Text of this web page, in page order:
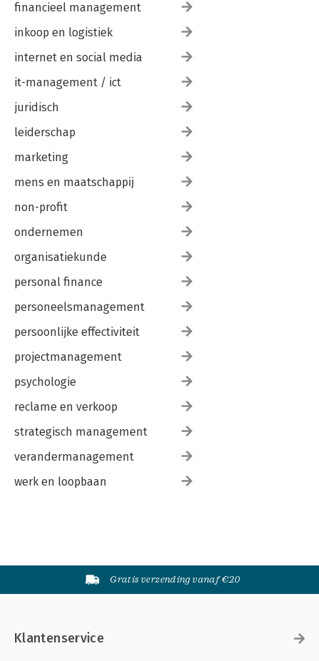
financieel management
inkoop en logistiek
internet en social media
it-management / ict
juridisch
leiderschap
marketing
mens en maatschappij
non-profit
ondernemen
organisatiekunde
personal finance
personeelsmanagement
persoonlijke effectiviteit
projectmanagement
psychologie
reclame en verkoop
strategisch management
verandermanagement
werk en loopbaan
Gratis verzending vanaf €20
Klantenservice